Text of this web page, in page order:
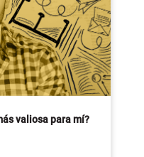
valiosa para mí?